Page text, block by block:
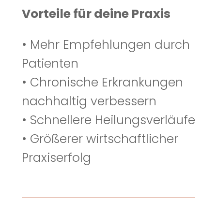
Vorteile für deine Praxis
• Mehr Empfehlungen durch
Patienten
• Chronische Erkrankungen
nachhaltig verbessern
• Schnellere Heilungsverläufe
• Größerer wirtschaftlicher
Praxiserfolg